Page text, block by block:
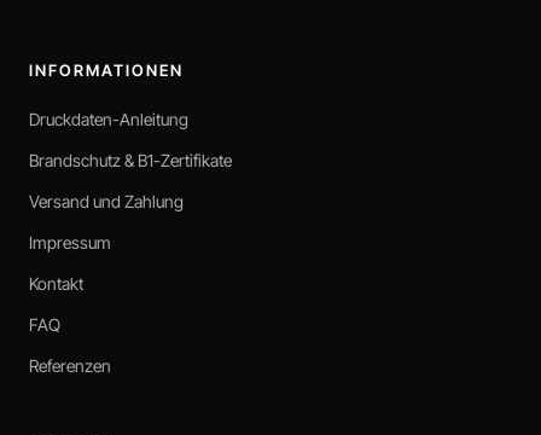
INFORMATIONEN
Druckdaten-Anleitung
Brandschutz & B1-Zertifikate
Versand und Zahlung
Impressum
Kontakt
FAQ
Referenzen